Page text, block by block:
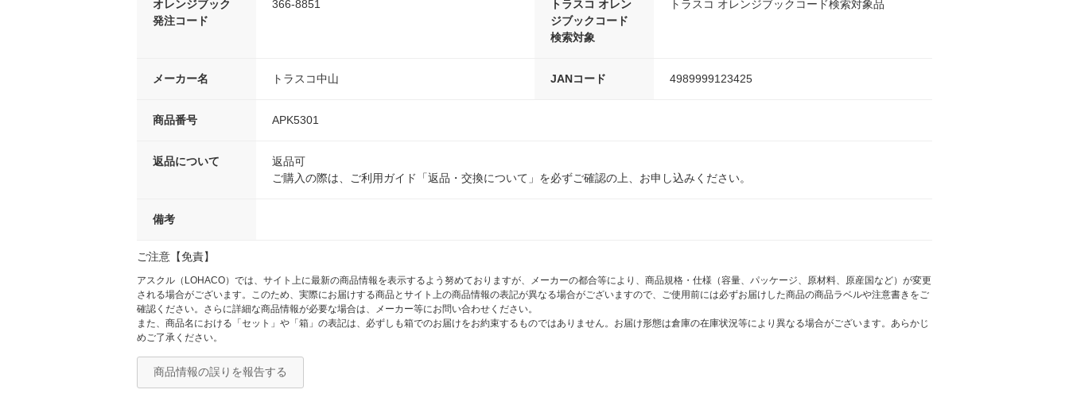
オレンジブック
発注コード
366-8851
トラスコ オレン
ジブックコード
検索対象
トラスコ オレンジブックコード検索対象品
メーカー名 トラスコ中山 JANコード 4989999123425
商品番号 APK5301
返品について
返品可
ご購入の際は、ご利用ガイド「返品・交換について」を必ずご確認の上、お申し込みください。
備考
ご注意【免責】
アスクル（LOHACO）では、サイト上に最新の商品情報を表示するよう努めておりますが、メーカーの都合等により、商品規格・仕様（容量、パッケージ、原材料、原産国など）が変更
される場合がございます。このため、実際にお届けする商品とサイト上の商品情報の表記が異なる場合がございますので、ご使用前には必ずお届けした商品の商品ラベルや注意書きをご
確認ください。さらに詳細な商品情報が必要な場合は、メーカー等にお問い合わせください。
また、商品名における「セット」や「箱」の表記は、必ずしも箱でのお届けをお約束するものではありません。お届け形態は倉庫の在庫状況等により異なる場合がございます。あらかじ
めご了承ください。
商品情報の誤りを報告する